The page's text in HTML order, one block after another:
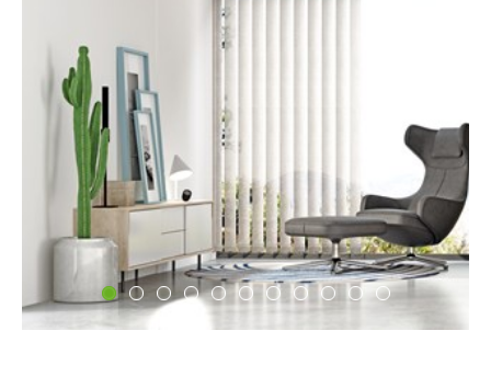
HaustürenrenovierungTreppenrenovierungDeckenrenovierung
Gleittüren
Unternehmen
Über uns
Jobs & Karriere